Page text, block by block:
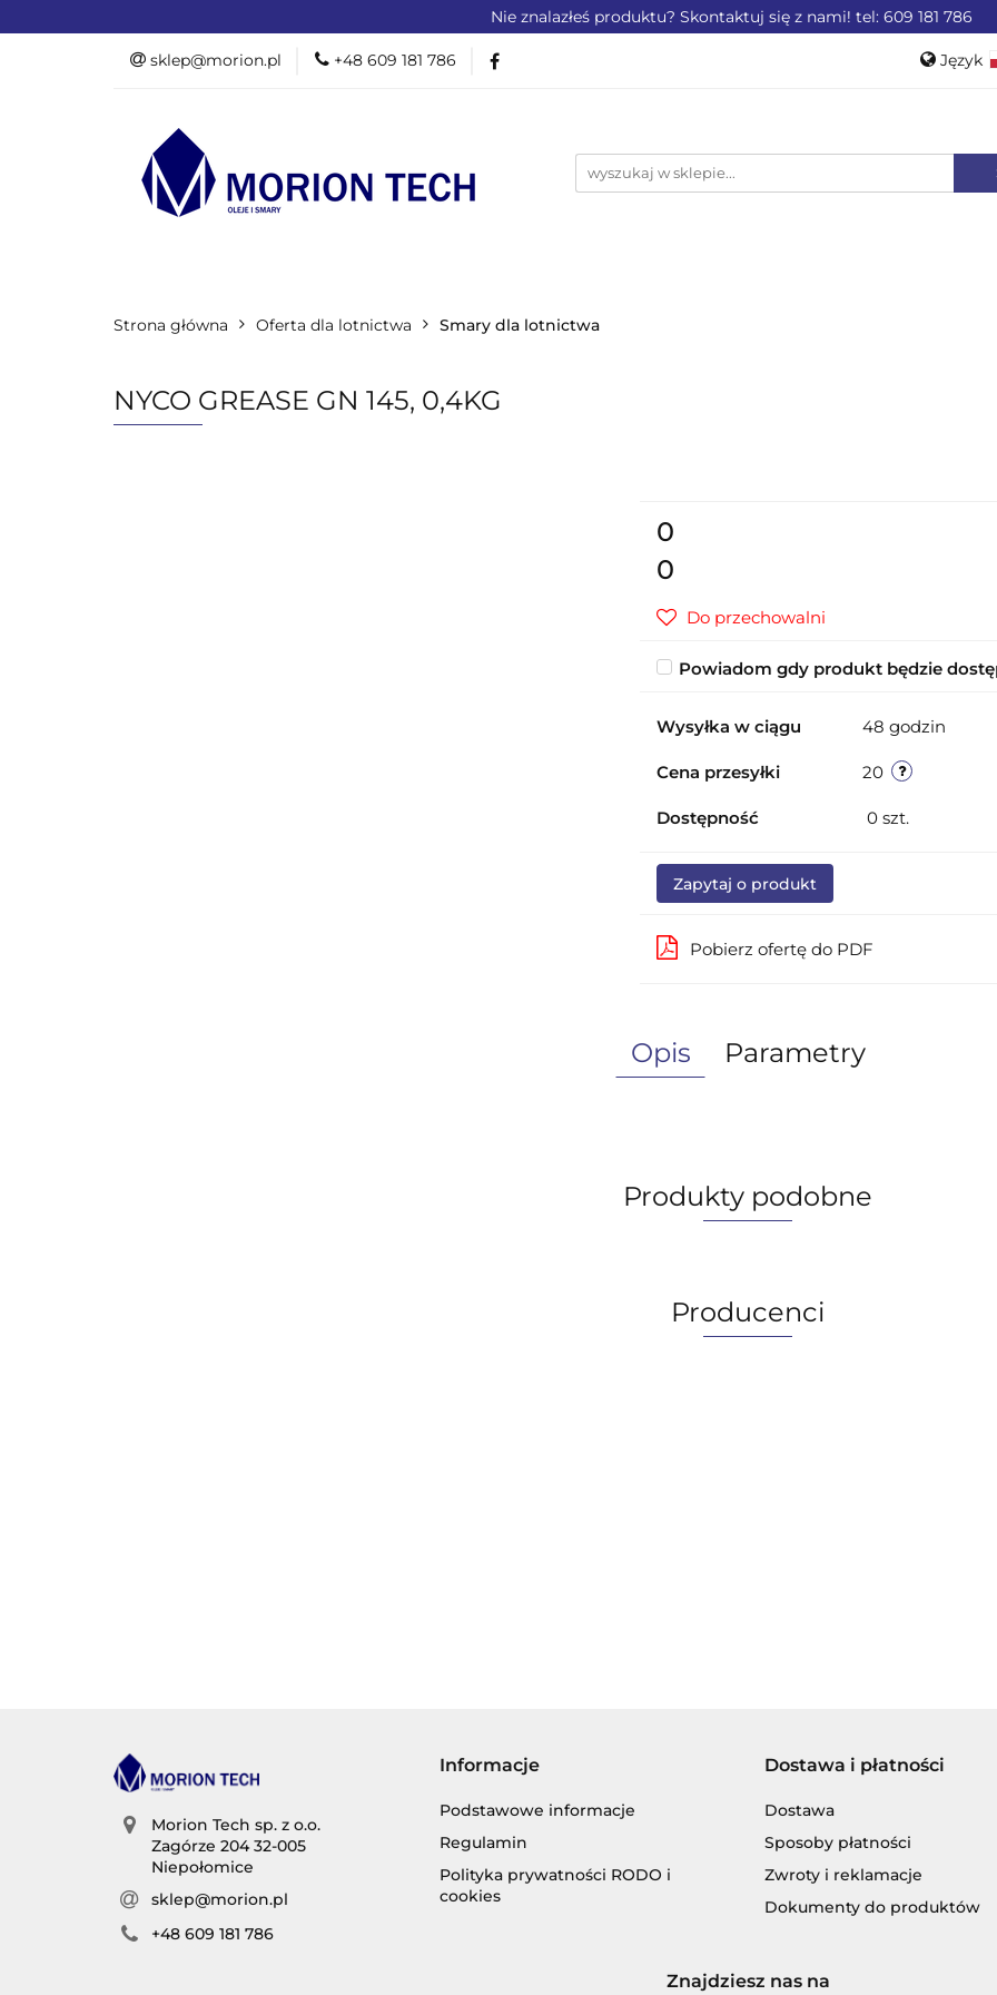
Nie znalazłeś produktu? Skontaktuj się z nami! tel: 609 181 786
sklep@morion.pl +48 609 181 786 Język
PROMOCJE %
OFERTA DLA PRZEMYSŁU OFERTA DLA LOTNICTWA OFERTA
Strona główna Oferta dla lotnictwa Smary dla lotnictwa
NYCO GREASE GN 145, 0,4KG
0
0
Do przechowalni
Powiadom gdy produkt będzie
Wysyłka w ciągu 48 godzin
Cena przesyłki 20
Dostępność 0 szt.
Zapytaj o produkt
Pobierz ofertę do PDF
Opis Parametry
Produkty podobne
Producenci
BLASER
CASTROL
Morion Tech sp. z o.o.
Zagórze 204 32-005
Niepołomice
sklep@morion.pl
+48 609 181 786
Informacje
Podstawowe informacje
Regulamin
Polityka prywatności RODO i
cookies
Dostawa i płatności
Dostawa
Sposoby płatności
Zwroty i reklamacje
Dokumenty do produktów
Znajdziesz nas na